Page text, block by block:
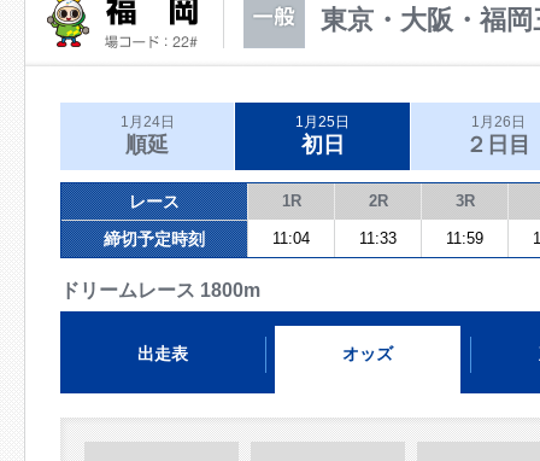
東京・大阪・福
1月24日
順延
1月25日
初日
1月26日
２日目
レース 1R 2R 3R
締切予定時刻 11:04 11:33 11:59
ドリームレース 1800m
出走表 オッズ